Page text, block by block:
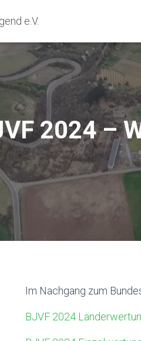
e.V.
2024 –
Im Nachgang zum
BJVF 2024